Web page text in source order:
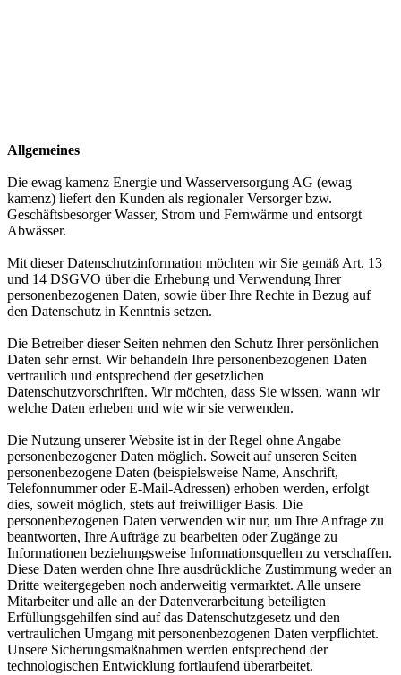
Allgemeines
Die ewag kamenz Energie und Wasserversorgung AG (ewag
kamenz) liefert den Kunden als regionaler Versorger bzw.
Geschäftsbesorger Wasser, Strom und Fernwärme und entsorgt
Abwässer.
Mit dieser Datenschutzinformation möchten wir Sie gemäß Art. 13
und 14 DSGVO über die Erhebung und Verwendung Ihrer
personenbezogenen Daten, sowie über Ihre Rechte in Bezug auf
den Datenschutz in Kenntnis setzen.
Die Betreiber dieser Seiten nehmen den Schutz Ihrer persönlichen
Daten sehr ernst. Wir behandeln Ihre personenbezogenen Daten
vertraulich und entsprechend der gesetzlichen
Datenschutzvorschriften. Wir möchten, dass Sie wissen, wann wir
welche Daten erheben und wie wir sie verwenden.
Die Nutzung unserer Website ist in der Regel ohne Angabe
personenbezogener Daten möglich. Soweit auf unseren Seiten
personenbezogene Daten (beispielsweise Name, Anschrift,
Telefonnummer oder E-Mail-Adressen) erhoben werden, erfolgt
dies, soweit möglich, stets auf freiwilliger Basis. Die
personenbezogenen Daten verwenden wir nur, um Ihre Anfrage zu
beantworten, Ihre Aufträge zu bearbeiten oder Zugänge zu
Informationen beziehungsweise Informationsquellen zu verschaffen.
Diese Daten werden ohne Ihre ausdrückliche Zustimmung weder an
Dritte weitergegeben noch anderweitig vermarktet. Alle unsere
Mitarbeiter und alle an der Datenverarbeitung beteiligten
Erfüllungsgehilfen sind auf das Datenschutzgesetz und den
vertraulichen Umgang mit personenbezogenen Daten verpflichtet.
Unsere Sicherungsmaßnahmen werden entsprechend der
technologischen Entwicklung fortlaufend überarbeitet.